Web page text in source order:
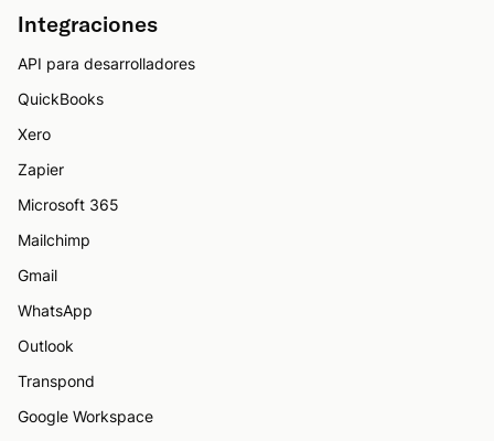
Integraciones
API para desarrolladores
QuickBooks
Xero
Zapier
Microsoft 365
Mailchimp
Gmail
WhatsApp
Outlook
Transpond
Google Workspace